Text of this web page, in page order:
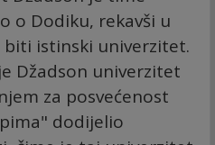
o Dodiku, rekavši u
istinski univerzitet.
Džadson univerzitet
za posvećenost
dodijelio